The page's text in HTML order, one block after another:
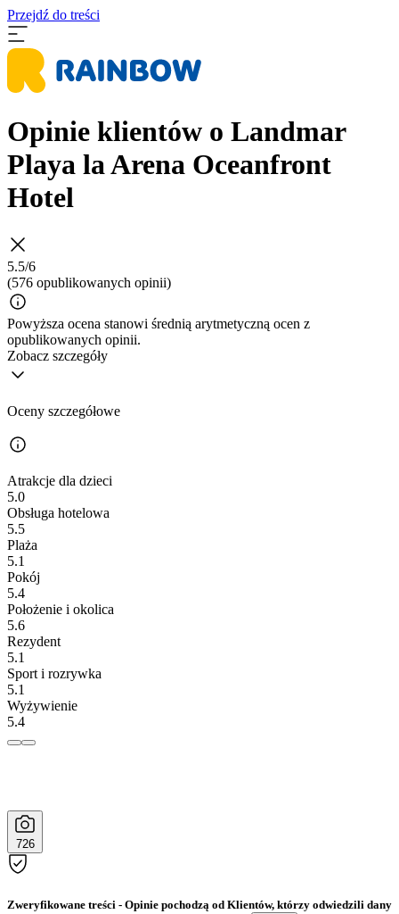
Przejdź do treści
Opinie klientów o Landmar
Playa la Arena Oceanfront
Hotel
5.5/6
(576 opublikowanych opinii)
Powyższa ocena stanowi średnią arytmetyczną ocen z
opublikowanych opinii.
Zobacz szczegóły
Oceny szczegółowe
Atrakcje dla dzieci
5.0
Obsługa hotelowa
5.5
Plaża
5.1
Pokój
5.4
Położenie i okolica
5.6
Rezydent
5.1
Sport i rozrywka
5.1
Wyżywienie
5.4
726
Zweryfikowane treści - Opinie pochodzą od Klientów, którzy odwiedzili dany